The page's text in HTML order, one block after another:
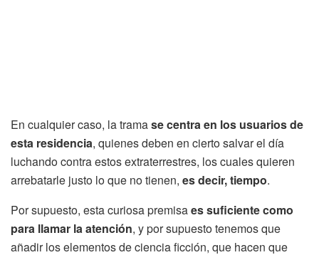
En cualquier caso, la tramase centra en los usuarios de
esta residencia, quienes deben en cierto salvar el día
luchando contra estos extraterrestres, los cuales quieren
arrebatarle justo lo que no tienen, es decir, tiempo.
Por supuesto, esta curiosa premisaes suficiente como
para llamar la atención, y por supuesto tenemos que
añadir los elementos de ciencia ficción, que hacen que